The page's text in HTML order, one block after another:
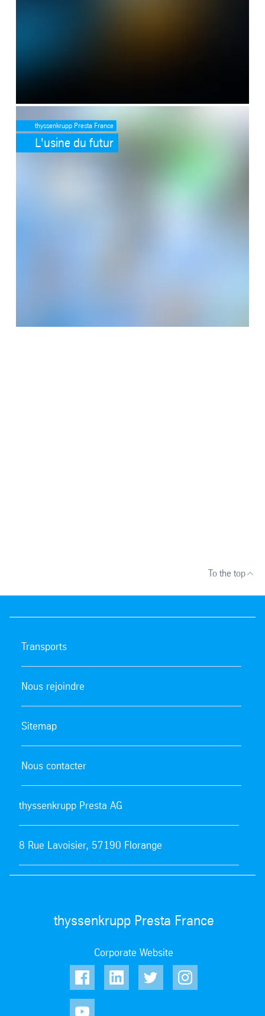
thyssenkrupp Presta France
L'usine du futur
To the top
Transports
Nous rejoindre
Sitemap
Nous contacter
thyssenkrupp Presta AG
8 Rue Lavoisier, 57190 Florange
thyssenkrupp Presta France
Corporate Website